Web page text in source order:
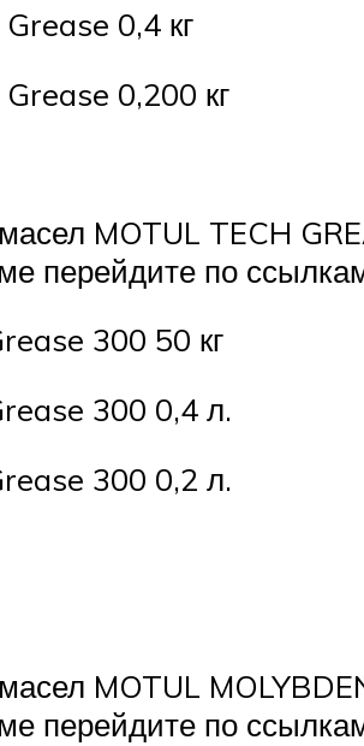
0,4 кг
0,200 кг
MOTUL TECH
перейдите по
300 50 кг
300 0,4 л.
300 0,2 л.
MOTUL
перейдите по